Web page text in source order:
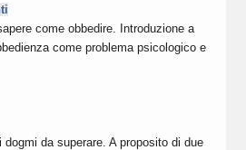
come obbedire. Introduzione a
come problema psicologico e
da superare. A proposito di due